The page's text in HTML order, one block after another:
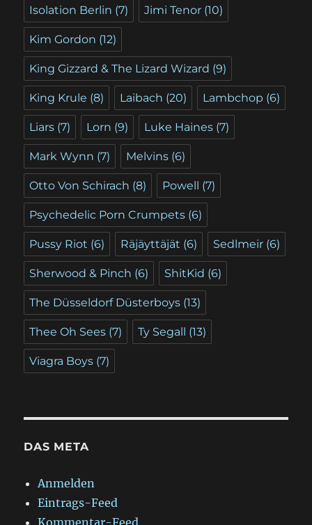
Isolation Berlin (7) Jimi Tenor (10)
Kim Gordon (12)
King Gizzard & The Lizard Wizard (9)
King Krule (8) Laibach (20) Lambchop (6)
Liars (7) Lorn (9) Luke Haines (7)
Mark Wynn (7) Melvins (6)
Otto Von Schirach (8) Powell (7)
Psychedelic Porn Crumpets (6)
Pussy Riot (6) Räjäyttäjät (6) Sedlmeir (6)
Sherwood & Pinch (6) ShitKid (6)
The Düsseldorf Düsterboys (13)
Thee Oh Sees (7) Ty Segall (13)
Viagra Boys (7)
DAS META
Anmelden
Eintrags-Feed
Kommentar-Feed